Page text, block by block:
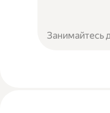
Занимайтесь